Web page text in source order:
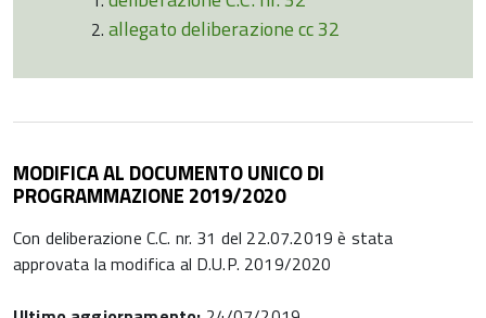
allegato deliberazione cc 32
MODIFICA AL DOCUMENTO UNICO DI
PROGRAMMAZIONE 2019/2020
Con deliberazione C.C. nr. 31 del 22.07.2019 è stata
approvata la modifica al D.U.P. 2019/2020